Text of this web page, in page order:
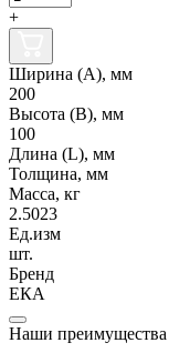
+
Ширина (А), мм
200
Высота (В), мм
100
Длина (L), мм
Толщина, мм
Масса, кг
2.5023
Ед.изм
шт.
Бренд
ЕКА
Наши преимущества